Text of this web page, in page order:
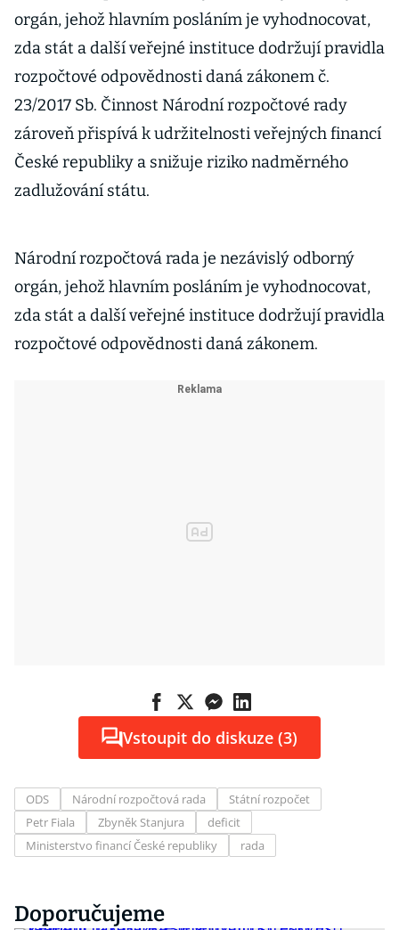
orgán, jehož hlavním posláním je vyhodnocovat,
zda stát a další veřejné instituce dodržují pravidla
rozpočtové odpovědnosti daná zákonem č.
23/2017 Sb. Činnost Národní rozpočtové rady
zároveň přispívá k udržitelnosti veřejných financí
České republiky a snižuje riziko nadměrného
zadlužování státu.
Národní rozpočtová rada je nezávislý odborný
orgán, jehož hlavním posláním je vyhodnocovat,
zda stát a další veřejné instituce dodržují pravidla
rozpočtové odpovědnosti daná zákonem.
Vstoupit do diskuze (3)
ODS Národní rozpočtová rada
Státní rozpočet
Petr Fiala
Zbyněk Stanjura
deficit
Ministerstvo financí České republiky
rada
Doporučujeme